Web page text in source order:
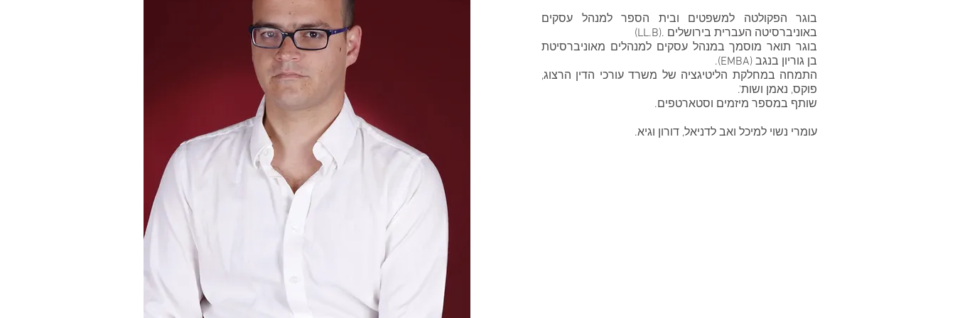
בוגר הפקולטה למשפטים ובית הספר למנהל עסקים
באוניברסיטה העברית בירושלים .(LL.B)
בוגר תואר מוסמך במנהל עסקים למנהלים מאוניברסיטת
בן גוריון בנגב (EMBA).
התמחה במחלקת הליטיגציה של משרד עורכי הדין הרצוג,
פוקס, נאמן ושות'.
שותף במספר מיזמים וסטארטפים.
עומרי נשוי למיכל ואב לדניאל, דורון וגיא.